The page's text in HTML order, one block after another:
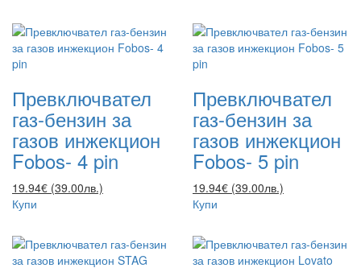
Превключвател
газ-бензин за
газов инжекцион
Fobos- 4 pin
19.94€ (39.00лв.)
Купи
Превключвател
газ-бензин за
газов инжекцион
Fobos- 5 pin
19.94€ (39.00лв.)
Купи